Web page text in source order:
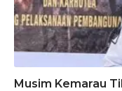
Musim Kemarau